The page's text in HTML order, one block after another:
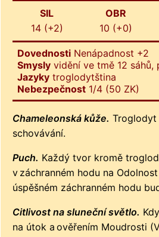
SIL
14 (+2)
OBR
10 (+0)
Dovednosti Nenápadnost +2
Smysly vidění ve tmě 12 sáhů,
Jazyky troglodytština
Nebezpečnost 1/4 (50 ZK)
Chameleonská kůže. Troglodyt
schovávání.
Puch. Každý tvor kromě
v záchranném hodu na
úspěšném záchranném hodu
Citlivost na sluneční světlo.
na útok a ověřením Moudrosti